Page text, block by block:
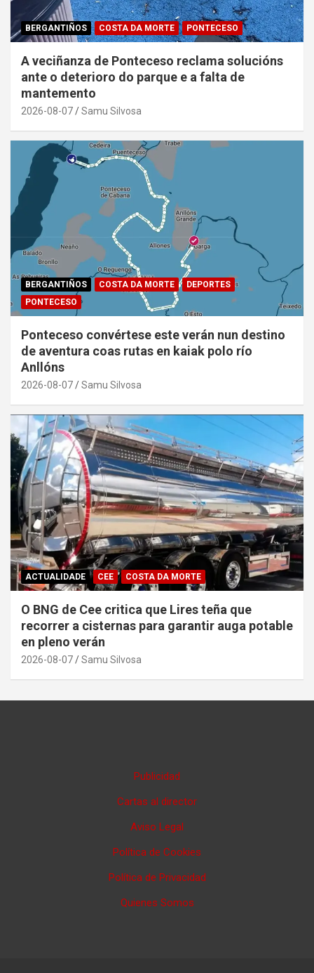
BERGANTIÑOS COSTA DA MORTE PONTECESO
A veciñanza de Ponteceso reclama solucións
ante o deterioro do parque e a falta de
mantemento
2026-08-07 Samu Silvosa
BERGANTIÑOS COSTA DA MORTE
DEPORTES
PONTECESO
Ponteceso convértese este verán nun destino
de aventura coas rutas en kaiak polo río
Anllóns
2026-08-07 Samu Silvosa
ACTUALIDADE CEE COSTA DA MORTE
O BNG de Cee critica que Lires teña que
recorrer a cisternas para garantir auga potable
en pleno verán
2026-08-07 Samu Silvosa
Publicidad
Cartas al director
Aviso Legal
Política de Cookies
Política de Privacidad
Quienes Somos